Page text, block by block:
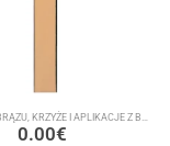
, KRZYŻE I APLIKACJE Z BRĄZU
0.00€